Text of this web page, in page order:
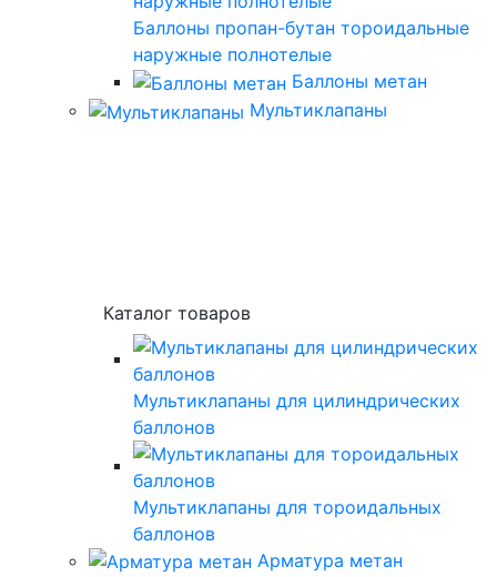
Баллоны пропан-бутан тороидальные
наружные полнотелые
Баллоны метан
Мультиклапаны
Каталог товаров
Мультиклапаны для цилиндрических
баллонов
Мультиклапаны для тороидальных
баллонов
Арматура метан